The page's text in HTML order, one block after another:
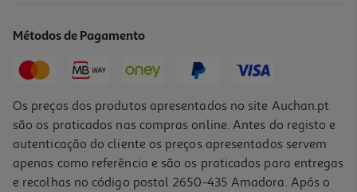
Métodos de Pagamento
Os preços dos produtos apresentados no site Auchan.pt
são os praticados nas compras online. Antes do registo e
autenticação do cliente os preços apresentados servem
apenas como referência e são os praticados para entregas
e recolhas no código postal 2650-435 Amadora. Após o